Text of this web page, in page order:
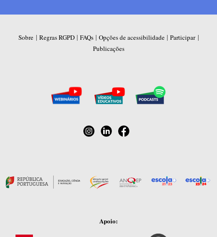
Sobre | Regras RGPD| FAQs| Opções de acessibilidade| Participar|
Publicações
Apoio: